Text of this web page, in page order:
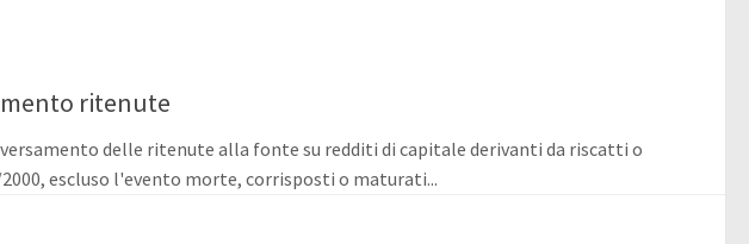
ritenute
delle ritenute alla fonte su redditi di capitale derivanti da riscatti o
escluso l'evento morte, corrisposti o maturati...